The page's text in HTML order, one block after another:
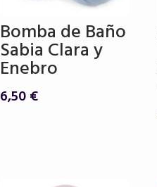
Bomba de Baño
Sabia Clara y
Enebro
6,50€